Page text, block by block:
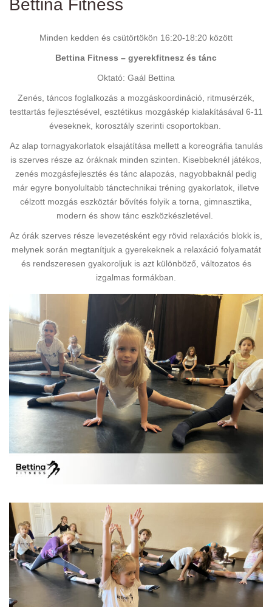
Bettina Fitness
Minden kedden és csütörtökön 16:20-18:20 között
Bettina Fitness – gyerekfitnesz és tánc
Oktató: Gaál Bettina
Zenés, táncos foglalkozás a mozgáskoordináció, ritmusérzék,
testtartás fejlesztésével, esztétikus mozgáskép kialakításával 6-11
éveseknek, korosztály szerinti csoportokban.
Az alap tornagyakorlatok elsajátítása mellett a koreográfia tanulás
is szerves része az óráknak minden szinten. Kisebbeknél játékos,
zenés mozgásfejlesztés és tánc alapozás, nagyobbaknál pedig
már egyre bonyolultabb tánctechnikai tréning gyakorlatok, illetve
célzott mozgás eszköztár bővítés folyik a torna, gimnasztika,
modern és show tánc eszközkészletével.
Az órák szerves része levezetésként egy rövid relaxációs blokk is,
melynek során megtanítjuk a gyerekeknek a relaxáció folyamatát
és rendszeresen gyakoroljuk is azt különböző, változatos és
izgalmas formákban.